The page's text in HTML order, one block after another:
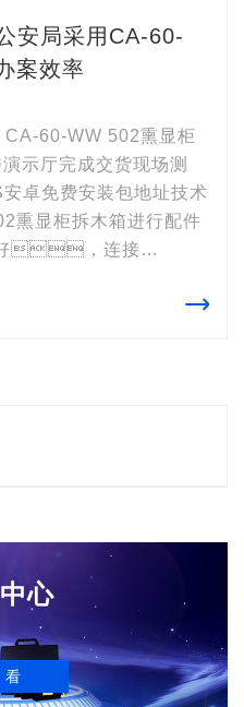
安局采用CA-60-
案效率
60-WW 502熏显柜
示厅完成交货现场测
免费安装包地址技术
熏显柜拆木箱进行配件
，连接
、支架、盖子
心